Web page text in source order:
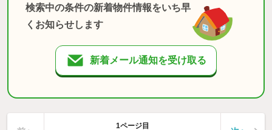
検索中の条件の新着物件情報をいち早
くお知らせします
新着メール通知を受け取る
1ページ目